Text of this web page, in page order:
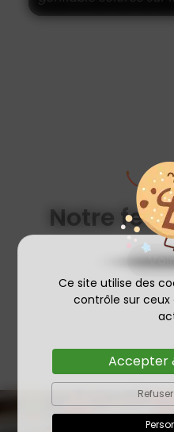
Ce site utilise des
contrôle sur ceux
Accepter
Notre